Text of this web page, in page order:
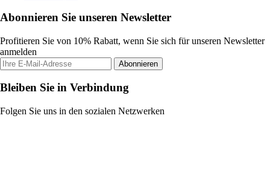
Abonnieren Sie unseren Newsletter
Profitieren Sie von 10% Rabatt, wenn Sie sich für unseren Newsletter
anmelden
Abonnieren
Bleiben Sie in Verbindung
Folgen Sie uns in den sozialen Netzwerken